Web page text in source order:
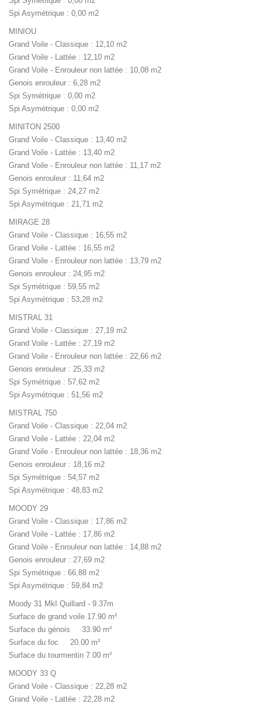
Spi Asymétrique : 0,00 m2
MINIOU
Grand Voile - Classique : 12,10 m2
Grand Voile - Lattée : 12,10 m2
Grand Voile - Enrouleur non lattée : 10,08 m2
Genois enrouleur : 6,28 m2
Spi Symétrique : 0,00 m2
Spi Asymétrique : 0,00 m2
MINITON 2500
Grand Voile - Classique : 13,40 m2
Grand Voile - Lattée : 13,40 m2
Grand Voile - Enrouleur non lattée : 11,17 m2
Genois enrouleur : 11,64 m2
Spi Symétrique : 24,27 m2
Spi Asymétrique : 21,71 m2
MIRAGE 28
Grand Voile - Classique : 16,55 m2
Grand Voile - Lattée : 16,55 m2
Grand Voile - Enrouleur non lattée : 13,79 m2
Genois enrouleur : 24,95 m2
Spi Symétrique : 59,55 m2
Spi Asymétrique : 53,28 m2
MISTRAL 31
Grand Voile - Classique : 27,19 m2
Grand Voile - Lattée : 27,19 m2
Grand Voile - Enrouleur non lattée : 22,66 m2
Genois enrouleur : 25,33 m2
Spi Symétrique : 57,62 m2
Spi Asymétrique : 51,56 m2
MISTRAL 750
Grand Voile - Classique : 22,04 m2
Grand Voile - Lattée : 22,04 m2
Grand Voile - Enrouleur non lattée : 18,36 m2
Genois enrouleur : 18,16 m2
Spi Symétrique : 54,57 m2
Spi Asymétrique : 48,83 m2
MOODY 29
Grand Voile - Classique : 17,86 m2
Grand Voile - Lattée : 17,86 m2
Grand Voile - Enrouleur non lattée : 14,88 m2
Genois enrouleur : 27,69 m2
Spi Symétrique : 66,88 m2
Spi Asymétrique : 59,84 m2
Moody 31 MkI Quillard - 9.37m
Surface de grand voile 17.90 m²
Surface du génois 33.90 m²
Surface du foc 20.00 m²
Surface du tourmentin 7.00 m²
MOODY 33 Q
Grand Voile - Classique : 22,28 m2
Grand Voile - Lattée : 22,28 m2